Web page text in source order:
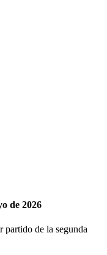
de 2026
partido de la segunda